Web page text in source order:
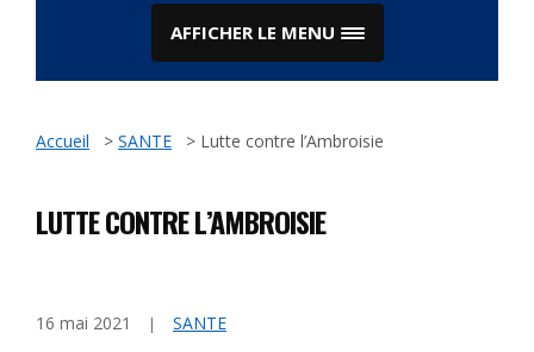
AFFICHER LE MENU
Accueil > SANTE > Lutte contre l’Ambroisie
LUTTE CONTRE L’AMBROISIE
16 mai 2021 SANTE